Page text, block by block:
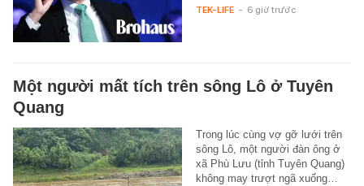
TEK-LIFE - 6 giờ trước
Một người mất tích trên sông Lô ở Tuyên
Quang
Trong lúc cùng vợ gỡ lưới trên
sông Lô, một người đàn ông ở
xã Phù Lưu (tỉnh Tuyên Quang)
không may trượt ngã xuống…